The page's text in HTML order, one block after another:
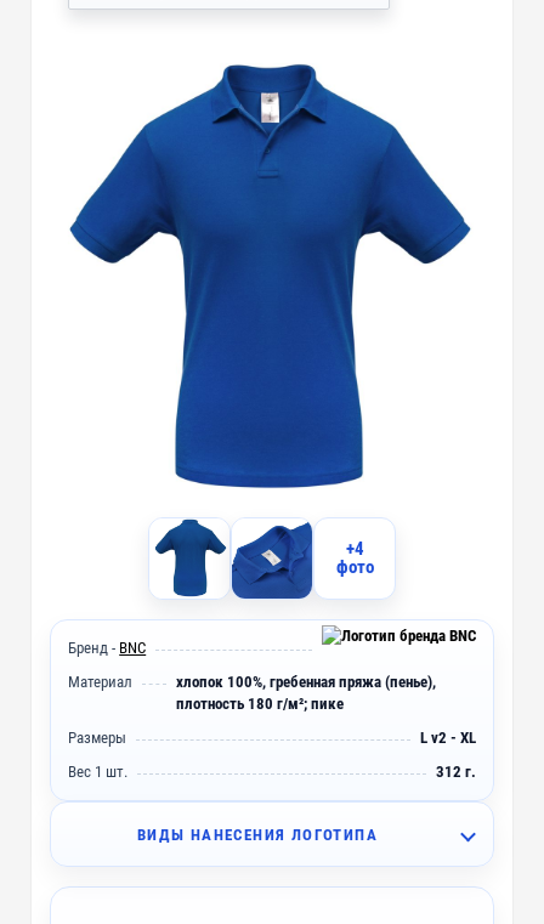
+4
фото
Бренд - BNC
Материал
хлопок 100%, гребенная пряжа (пенье),
плотность 180 г/м²; пике
Размеры
L v2 - XL
Вес 1 шт.
312 г.
ВИДЫ НАНЕСЕНИЯ ЛОГОТИПА
I2 - Вышивка (10 цветов) ~ 4 дня